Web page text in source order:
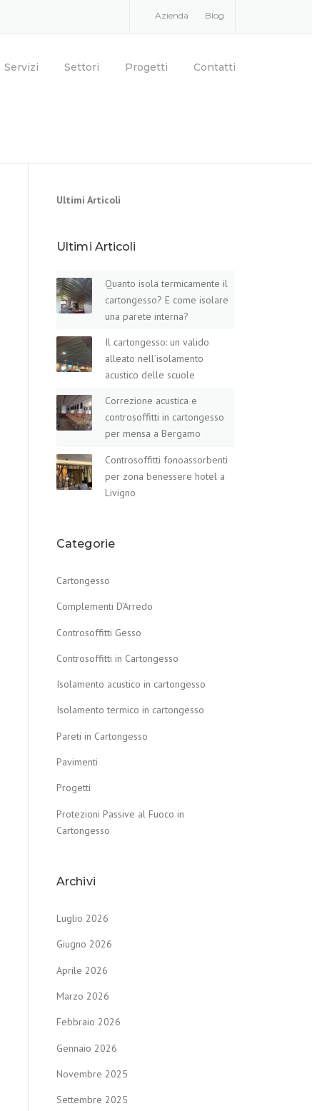
Azienda Blog
Servizi Settori Progetti Contatti
Ultimi Articoli
Ultimi Articoli
Quanto isola termicamente il
cartongesso? E come isolare
una parete​ interna?
Il cartongesso: un valido
alleato nell’isolamento
acustico delle scuole
Correzione acustica e
controsoffitti in cartongesso
per mensa a Bergamo
Controsoffitti fonoassorbenti
per zona benessere hotel a
Livigno
Categorie
Cartongesso
Complementi D’Arredo
Controsoffitti Gesso
Controsoffitti in Cartongesso
Isolamento acustico in cartongesso
Isolamento termico in cartongesso
Pareti in Cartongesso
Pavimenti
Progetti
Protezioni Passive al Fuoco in
Cartongesso
Archivi
Luglio 2026
Giugno 2026
Aprile 2026
Marzo 2026
Febbraio 2026
Gennaio 2026
Novembre 2025
Settembre 2025